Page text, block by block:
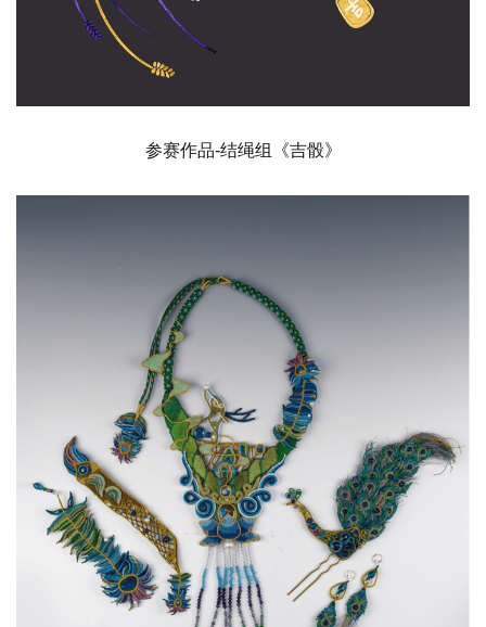
参赛作品-结绳组《吉骰》